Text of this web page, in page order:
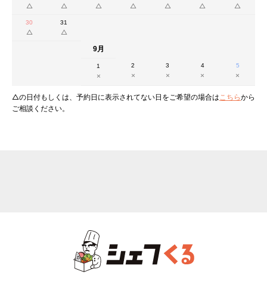
30 31
9月
1 2 3 4 5
△の日付もしくは、予約日に表示されてない日をご希望の場合は こちらから
ご相談ください。